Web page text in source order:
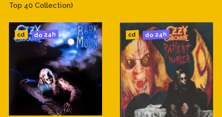
Top 40 Collection)
cd do 24h cd do 24h